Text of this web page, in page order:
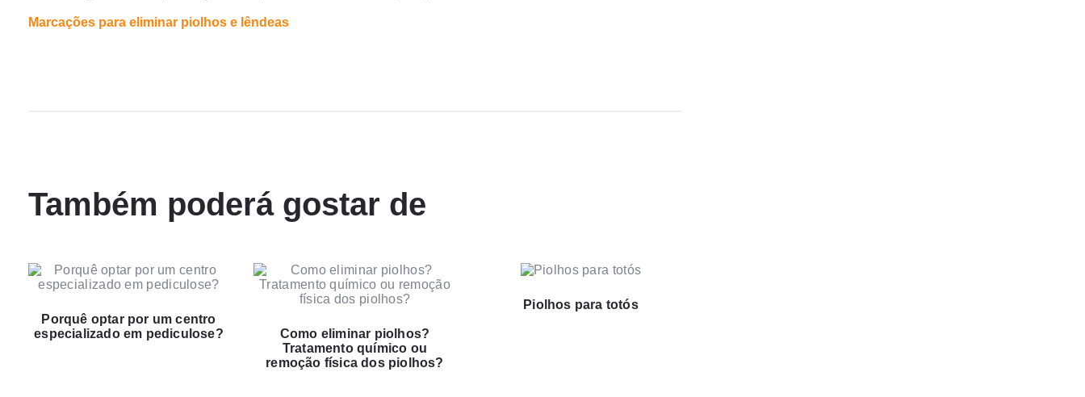
Marcações para eliminar piolhos e lêndeas
Também poderá gostar de
Porquê optar por um centro
especializado em pediculose?
Como eliminar piolhos?
Tratamento químico ou
remoção física dos piolhos?
Piolhos para totós